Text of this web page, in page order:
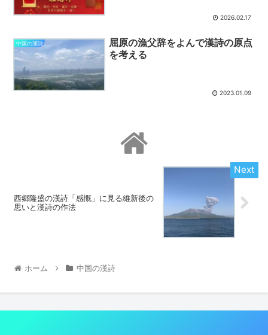
2026.02.17
中国の漢詩
屈原の漁父辞をよんで漢詩の原点
を考える
2023.01.09
西郷隆盛の漢詩「感慨」に見る維新後の
思いと漢詩の作法
ホーム 中国の漢詩